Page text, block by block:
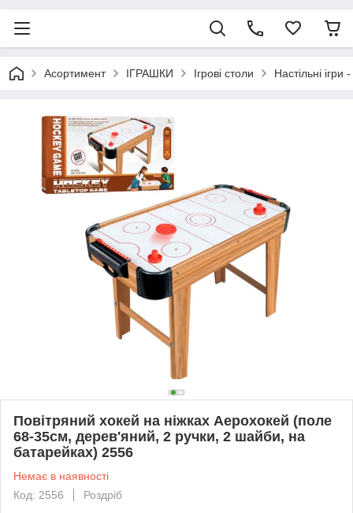
Асортимент ІГРАШКИ Ігрові столи Настільні
Повітряний хокей на ніжках Аерохокей (поле
68-35см, дерев'яний, 2 ручки, 2 шайби, на
батарейках) 2556
Немає в наявності
Код: 2556
Роздріб